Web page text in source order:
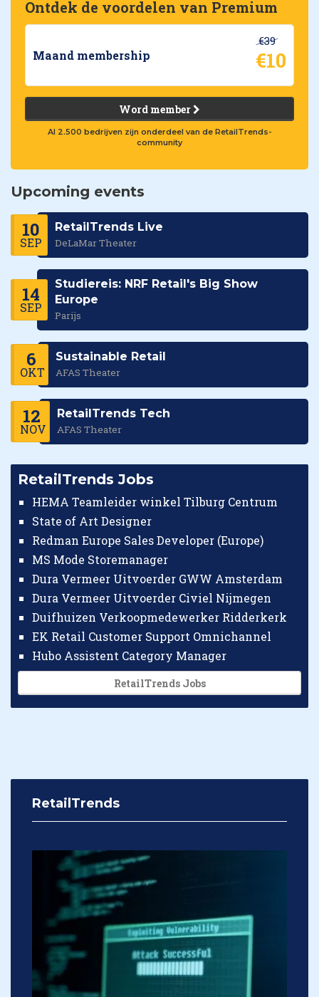
Ontdek de voordelen van Premium
Maand membership
€39
€10
Word member
Al 2.500 bedrijven zijn onderdeel van de RetailTrends-
community
Upcoming events
10
SEP
RetailTrends Live
DeLaMar Theater
14
SEP
Studiereis: NRF Retail's Big Show
Europe
Parijs
6
OKT
Sustainable Retail
AFAS Theater
12
NOV
RetailTrends Tech
AFAS Theater
RetailTrends Jobs
HEMA Teamleider winkel Tilburg Centrum
State of Art Designer
Redman Europe Sales Developer (Europe)
MS Mode Storemanager
Dura Vermeer Uitvoerder GWW Amsterdam
Dura Vermeer Uitvoerder Civiel Nijmegen
Duifhuizen Verkoopmedewerker Ridderkerk
EK Retail Customer Support Omnichannel
Hubo Assistent Category Manager
RetailTrends Jobs
RetailTrends